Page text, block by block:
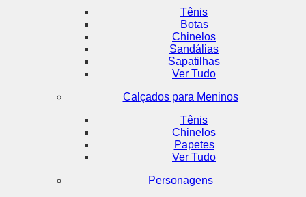
Tênis
Botas
Chinelos
Sandálias
Sapatilhas
Ver Tudo
Calçados para Meninos
Tênis
Chinelos
Papetes
Ver Tudo
Personagens